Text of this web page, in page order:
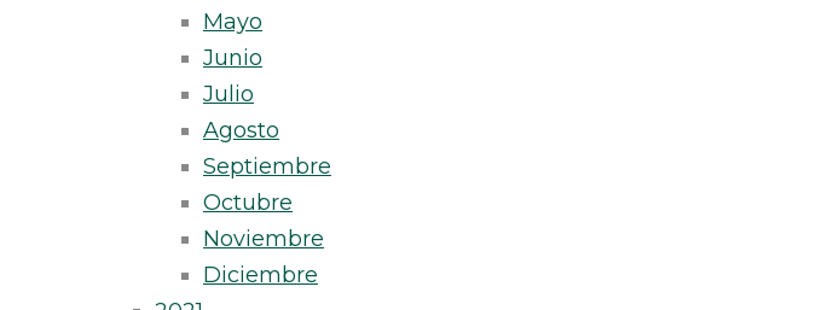
Mayo
Junio
Julio
Agosto
Septiembre
Octubre
Noviembre
Diciembre